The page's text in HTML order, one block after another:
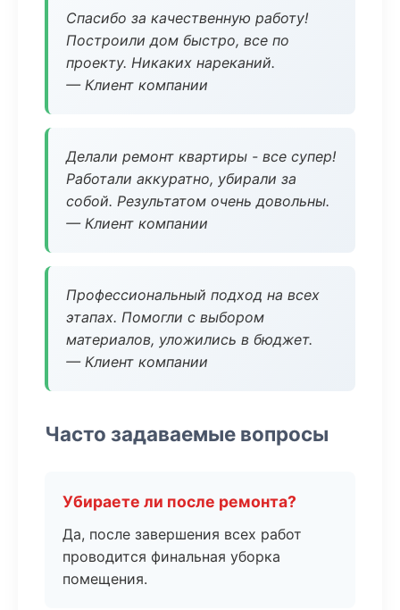
Спасибо за качественную работу!
Построили дом быстро, все по
проекту. Никаких нареканий.
— Клиент компании
Делали ремонт квартиры - все супер!
Работали аккуратно, убирали за
собой. Результатом очень довольны.
— Клиент компании
Профессиональный подход на всех
этапах. Помогли с выбором
материалов, уложились в бюджет.
— Клиент компании
Часто задаваемые вопросы
Убираете ли после ремонта?
Да, после завершения всех работ
проводится финальная уборка
помещения.